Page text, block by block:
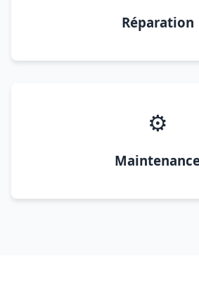
Réparation
⚙️